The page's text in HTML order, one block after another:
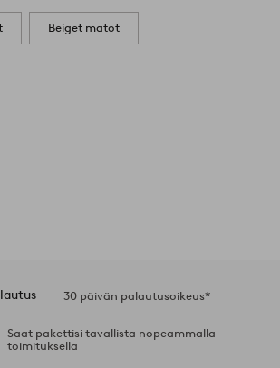
Beiget matot
30 päivän palautusoikeus*
Saat pakettisi tavallista nopeammalla
toimituksella